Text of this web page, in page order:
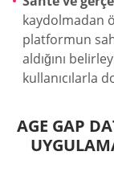
kaydolmadan
platformun
aldığını
kullanıcılarla
AGE GAP